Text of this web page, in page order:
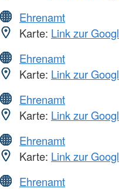
Ehrenamt
Karte: Link zur
Ehrenamt
Karte: Link zur
Ehrenamt
Karte: Link zur
Ehrenamt
Karte: Link zur
Ehrenamt